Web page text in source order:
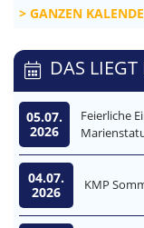
GANZEN
DAS
05.07.
2026
Feierliche
04.07.
2026
KMP